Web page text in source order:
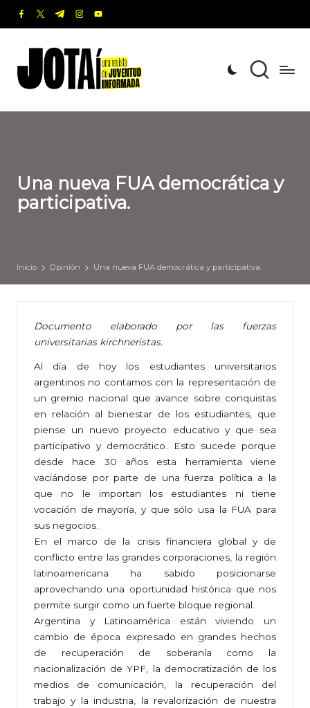
Saltar
contenido
facebook.com
twitter.com
t.me instagram.com
youtube.com
o
t
revista
de
Informada
Una nueva FUA democrática y
participativa.
Inicio Opinión Una nueva FUA democrática y participativa.
Documento elaborado por las fuerzas
universitarias kirchneristas.
Al día de hoy los estudiantes universitarios
argentinos no contamos con la representación de
un gremio nacional que avance sobre conquistas
en relación al bienestar de los estudiantes, que
piense un nuevo proyecto educativo y que sea
participativo y democrático. Esto sucede porque
desde hace 30 años esta herramienta viene
vaciándose por parte de una fuerza política a la
que no le importan los estudiantes ni tiene
vocación de mayoría, y que sólo usa la FUA para
sus negocios.
En el marco de la crisis financiera global y de
conflicto entre las grandes corporaciones, la región
latinoamericana ha sabido posicionarse
aprovechando una oportunidad histórica que nos
permite surgir como un fuerte bloque regional.
Argentina y Latinoamérica están viviendo un
cambio de época expresado en grandes hechos
de recuperación de soberanía como la
nacionalización de YPF, la democratización de los
medios de comunicación, la recuperación del
trabajo y la industria, la revalorización de nuestra